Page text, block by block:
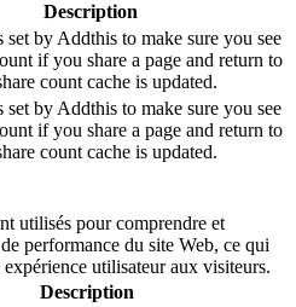
Description
set by Addthis to make sure you see
if you share a page and return to
count cache is updated.
set by Addthis to make sure you see
if you share a page and return to
count cache is updated.
utilisés pour comprendre et
performance du site Web, ce qui
utilisateur aux visiteurs.
Description